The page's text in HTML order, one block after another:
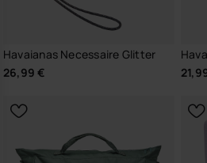
Havaianas Necessaire Glitter
26,99 €